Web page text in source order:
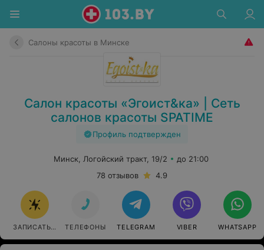
Салоны красоты в Минске
Салон красоты «Эгоист&ка» | Сеть
салонов красоты SPATIME
Профиль подтвержден
Минск, Логойский тракт, 19/2
до 21:00
78 отзывов
4.9
ЗАПИСАТЬСЯ ТЕЛЕФОНЫ TELEGRAM VIBER WHATSAPP